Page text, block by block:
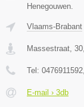
Henegouwen.
Vlaams-Brabant
Massestraat, 30
Tel: 0476911592
E-mail › 3db